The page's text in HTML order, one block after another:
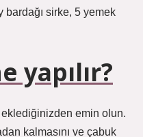
bardağı sirke, 5 yemek
yapılır?
eklediğinizden emin olun.
kalmasını ve çabuk